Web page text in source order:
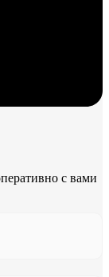
с вами